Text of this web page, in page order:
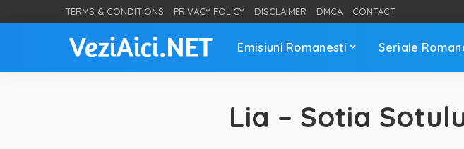
TERMS & CONDITIONS PRIVACY POLICY DISCLAIMER DMCA CONTACT
Emisiuni Romanesti Seriale
Lia – Sotia